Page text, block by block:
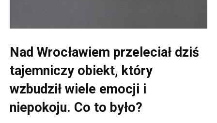
Nad Wrocławiem przeleciał dziś
tajemniczy obiekt, który
wzbudził wiele emocji i
niepokoju. Co to było?